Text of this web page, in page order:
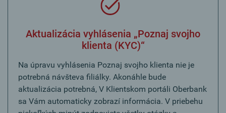
Aktualizácia vyhlásenia „Poznaj svojho
klienta (KYC)“
Na úpravu vyhlásenia Poznaj svojho klienta nie je
potrebná návšteva filiálky. Akonáhle bude
aktualizácia potrebná, V Klientskom portáli Oberbank
sa Vám automaticky zobrazí informácia. V priebehu